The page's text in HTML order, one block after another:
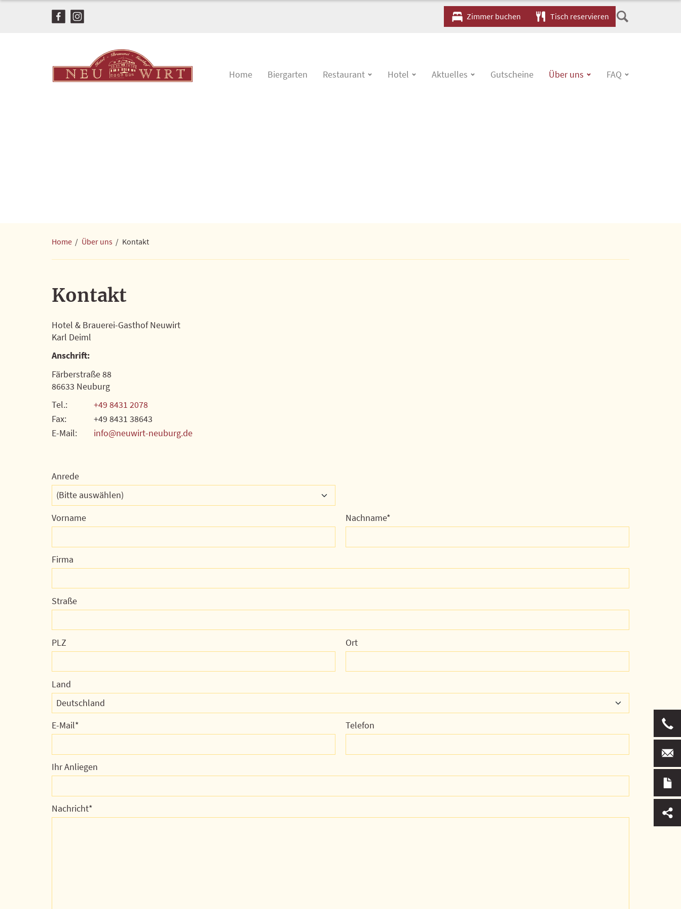
Zimmer buchen Tisch reservieren
Home Biergarten Restaurant Hotel Aktuelles Gutscheine Über uns FAQ
Home / Über uns / Kontakt
Kontakt
Hotel & Brauerei-Gasthof Neuwirt
Karl Deiml
Anschrift:
Färberstraße 88
86633 Neuburg
Tel.:
+49 8431 2078
Fax:
+49 8431 38643
E-Mail:
info@neuwirt-neuburg.de
Anrede
(Bitte auswählen)
Vorname
Nachname
Firma
Straße
PLZ Ort
Land
Deutschland
E-Mail
Telefon
Ihr Anliegen
Nachricht
Bildergalerie
Social Media
Facebook
Instagram